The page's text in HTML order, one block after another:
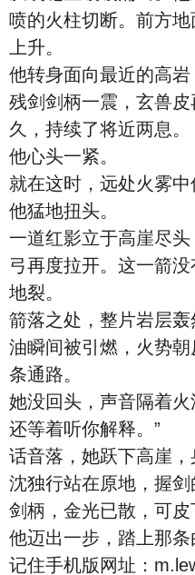
喷的火柱切断。前方
上升。
他转身面向最近的高岩
残剑剑柄一震，玄兽
久，持续了将近两息。
他心头一紧。
就在这时，远处火雾中
他猛地扭头。
一道红影立于高崖尽
弓再度拉开。这一箭
地裂。
箭落之处，整片岩层
油瞬间被引燃，火势
条通路。
她没回头，声音隔着
还等着听你解释。”
话音落，她跃下高崖，
沈独行站在原地，握
剑柄，金光已散，可皮
他迈出一步，踏上那条
记住手机版网址：